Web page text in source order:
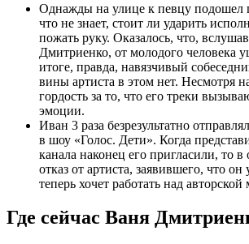
Однажды на улице к певцу подошел
что не знает, стоит ли ударить
пожать руку. Оказалось, что,
Дмитриенко, от молодого человека
итоге, правда, навязчивый
вины артиста в этом нет. Несмотря
гордость за то, что его треки
эмоции.
Иван 3 раза безрезультатно
в шоу «Голос. Дети». Когда
канала наконец его пригласили, то в
отказ от артиста, заявившего, что
теперь хочет работать над
Где сейчас Ваня